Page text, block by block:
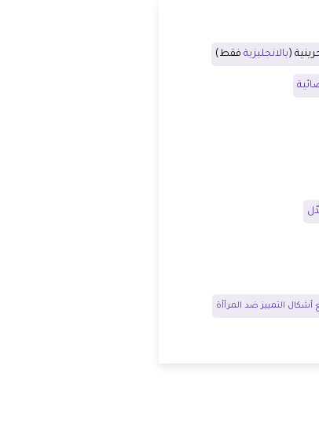
(بالانجليزية فقط)